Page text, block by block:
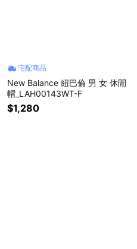
宅配商品
New Balance 紐巴倫 男 女 休閒
帽_LAH00143WT-F
$1,280